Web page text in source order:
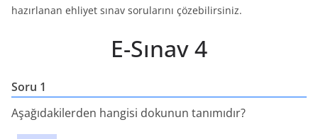
hazırlanan ehliyet sınav sorularını çözebilirsiniz.
E-Sınav 4
Soru 1
Aşağıdakilerden hangisi dokunun tanımıdır?